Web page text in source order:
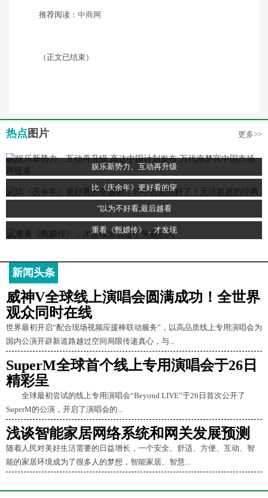
推荐阅读： 中商网
（正文已结束）
热点 图片 更多>>
娱乐新势力、互动再升级
比《庆余年》更好看的穿
"以为不好看,最后越看
重看《甄嬛传》，才发现
新闻头条
威神V全球线上演唱会圆满成功！全世界
观众同时在线
世界最初开启“配合现场视频应援棒联动服务”，以高品质线上专用演唱会为
国内公演开辟新道路越过空间局限传递真心，与...
SuperM全球首个线上专用演唱会于26日
精彩呈
全球最初尝试的线上专用演唱会“Beyond LIVE”于26日首次公开了
SuperM的公演，开启了演唱会的...
浅谈智能家居网络系统和网关发展预测
随着人民对美好生活需要的日益增长，一个安全、舒适、方便、互动、智
能的家居环境成为了很多人的梦想，智能家居、智慧...